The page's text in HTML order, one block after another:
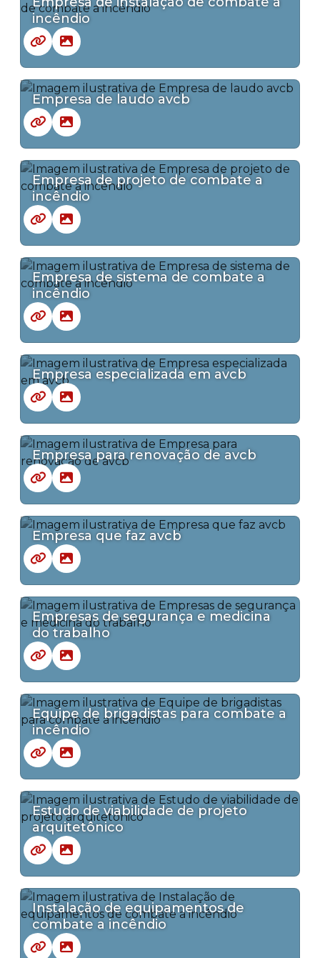
incêndio
Empresa de laudo avcb
Empresa de projeto de combate a
incêndio
Empresa de sistema de combate a
incêndio
Empresa especializada em avcb
Empresa para renovação de avcb
Empresa que faz avcb
Empresas de segurança e medicina
do trabalho
Equipe de brigadistas para combate a
incêndio
Estudo de viabilidade de projeto
arquitetônico
Instalação de equipamentos de
combate a incêndio